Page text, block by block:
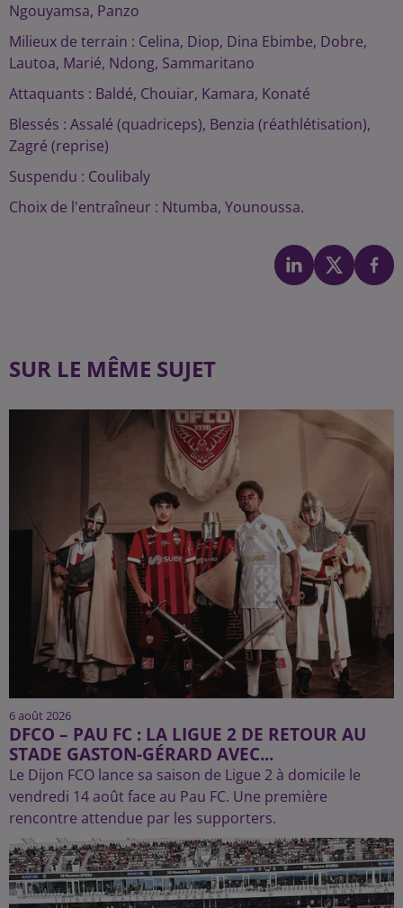
Ngouyamsa, Panzo
Milieux de terrain : Celina, Diop, Dina Ebimbe, Dobre,
Lautoa, Marié, Ndong, Sammaritano
Attaquants : Baldé, Chouiar, Kamara, Konaté
Blessés : Assalé (quadriceps), Benzia (réathlétisation),
Zagré (reprise)
Suspendu : Coulibaly
Choix de l'entraîneur : Ntumba, Younoussa.
SUR LE MÊME SUJET
6 août 2026
DFCO – PAU FC : LA LIGUE 2 DE RETOUR AU
STADE GASTON-GÉRARD AVEC...
Le Dijon FCO lance sa saison de Ligue 2 à domicile le
vendredi 14 août face au Pau FC. Une première
rencontre attendue par les supporters.